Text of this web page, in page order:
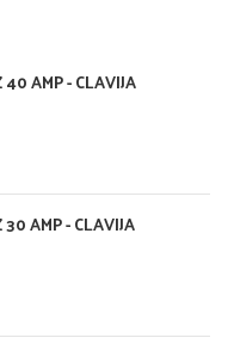
AMP - CLAVIJA
AMP - CLAVIJA